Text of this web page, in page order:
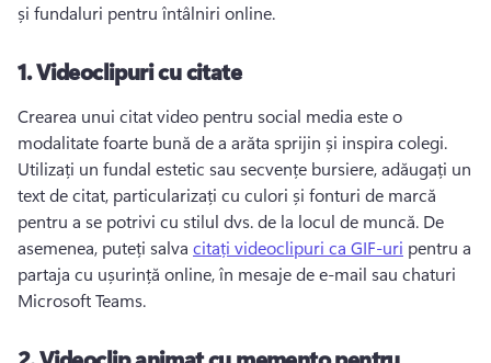
și fundaluri pentru întâlniri online.
1.Videoclipuri cu citate
Crearea unui citat video pentru social media este o
Utilizați un fundal estetic sau secvențe bursiere, adăugați un
text de citat, particularizați cu culori și fonturi de marcă
pentru a se potrivi cu stilul dvs. de la locul de muncă. De
asemenea, puteți salva citați videoclipuri ca GIF-uri pentru a
partaja cu ușurință online, în mesaje de e-mail sau chaturi
Microsoft Teams.